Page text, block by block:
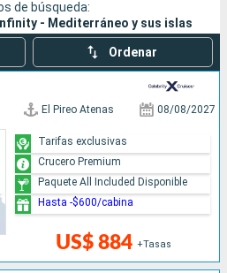
Buscar
de búsqueda:
- Mediterráneo y sus islas
Ordenar
El Pireo Atenas 08/08/2027
US$ 884 +Tasas
Tarifas exclusivas
Crucero Premium
Paquete All Included Disponible
Hasta -$600/cabina